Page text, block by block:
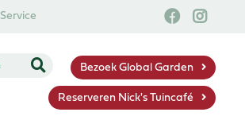
Service
Bezoek Global Garden
Reserveren Nick's Tuincafé